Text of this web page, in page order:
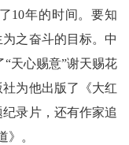
10年的时间。要知
之奋斗的目标。中
天心赐意”谢天赐花
为他出版了《大红
录片，还有作家追
》。